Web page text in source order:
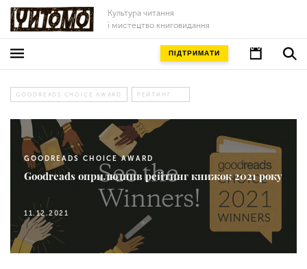
Культура читання
і мистецтво книговидання
ПІДТРИМАТИ
GOODREADS CHOICE AWARD РЕЙТИНГ
GOODREADS CHOICE AWARD
Goodreads оприлюднив рейтинг книжок 2021 року
11.12.2021